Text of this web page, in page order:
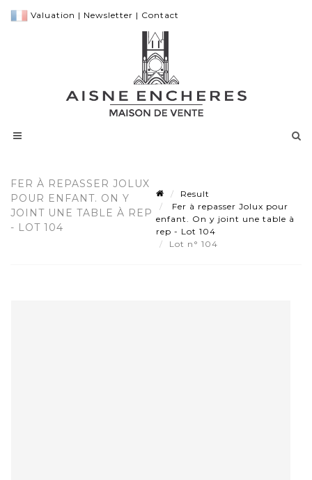
Valuation | Newsletter | Contact
FER À REPASSER JOLUX
POUR ENFANT. ON Y
JOINT UNE TABLE À REP
- LOT 104
Result
Fer à repasser Jolux pour
enfant. On y joint une table à
rep - Lot 104
Lot n° 104